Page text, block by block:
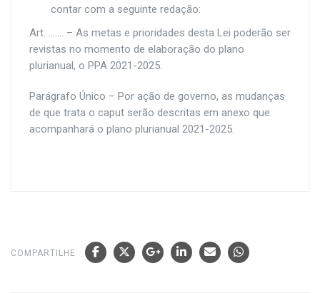
contar com a seguinte redação:
Art. ....... – As metas e prioridades desta Lei poderão ser
revistas no momento de elaboração do plano
plurianual, o PPA 2021-2025.
Parágrafo Único – Por ação de governo, as mudanças
de que trata o caput serão descritas em anexo que
acompanhará o plano plurianual 2021-2025.
COMPARTILHE